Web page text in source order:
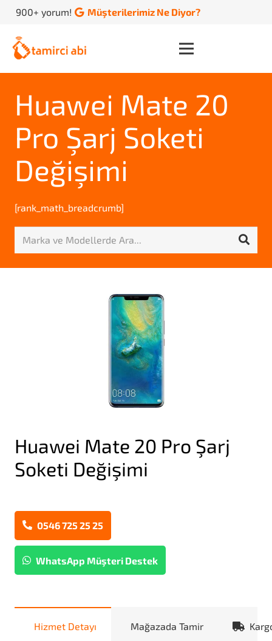
900+ yorum! Müşterilerimiz Ne Diyor?
Huawei Mate 20
Pro Şarj Soketi
Değişimi
[rank_math_breadcrumb]
Huawei Mate 20 Pro Şarj
Soketi Değişimi
0546 725 25 25
WhatsApp Müşteri Destek
Hizmet Detayı Mağazada Tamir